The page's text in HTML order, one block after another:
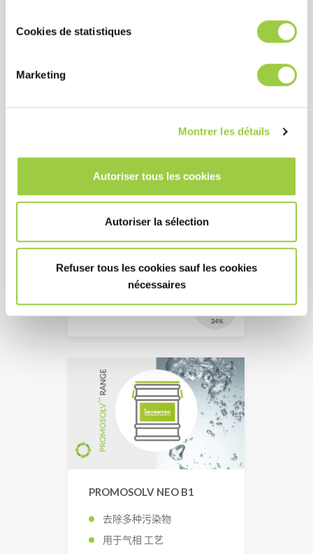
Cookies de statistiques
Marketing
Montrer les détails
Autoriser tous les cookies
Autoriser la sélection
Refuser tous les cookies sauf les cookies
nécessaires
PROMOSOLV NEO A1
燥
气相、双溶剂、冲洗和干燥
PROMOSOLV NEO B1
去除多种污染物
用于气相 工艺